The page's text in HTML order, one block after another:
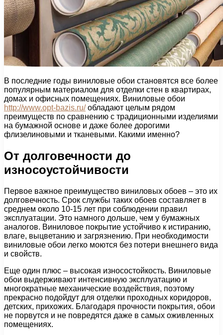
В последние годы виниловые обои становятся все более
популярным материалом для отделки стен в квартирах,
домах и офисных помещениях. Виниловые обои
http://www.opt-bazis.ru/обладают целым рядом
преимуществ по сравнению с традиционными изделиями
на бумажной основе и даже более дорогими
флизелиновыми и тканевыми. Какими именно?
От долговечности до
износоустойчивости
Первое важное преимущество виниловых обоев – это их
долговечность. Срок службы таких обоев составляет в
среднем около 10-15 лет при соблюдении правил
эксплуатации. Это намного дольше, чем у бумажных
аналогов. Виниловое покрытие устойчиво к истиранию,
влаге, выцветанию и загрязнению. При необходимости
виниловые обои легко моются без потери внешнего вида
и свойств.
Еще один плюс – высокая износостойкость. Виниловые
обои выдерживают интенсивную эксплуатацию и
многократные механические воздействия, поэтому
прекрасно подойдут для отделки проходных коридоров,
детских, прихожих. Благодаря прочности покрытия, обои
не порвутся и не повредятся даже в самых оживленных
помещениях.